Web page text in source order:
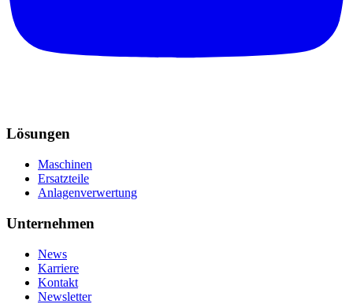
Lösungen
Maschinen
Ersatzteile
Anlagenverwertung
Unternehmen
News
Karriere
Kontakt
Newsletter